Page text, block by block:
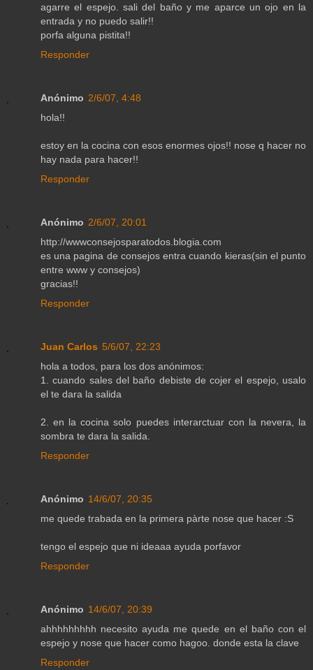
agarre el espejo. sali del baño y me aparce un ojo en la
entrada y no puedo salir!!
porfa alguna pistita!!
Responder
Anónimo 2/6/07, 4:48
hola!!
estoy en la cocina con esos enormes ojos!! nose q hacer no
hay nada para hacer!!
Responder
Anónimo 2/6/07, 20:01
http://wwwconsejosparatodos.blogia.com
es una pagina de consejos entra cuando kieras(sin el punto
entre www y consejos)
gracias!!
Responder
Juan Carlos 5/6/07, 22:23
hola a todos, para los dos anónimos:
1. cuando sales del baño debiste de cojer el espejo, usalo
el te dara la salida
2. en la cocina solo puedes interarctuar con la nevera, la
sombra te dara la salida.
Responder
Anónimo 14/6/07, 20:35
me quede trabada en la primera pàrte nose que hacer :S
tengo el espejo que ni ideaaa ayuda porfavor
Responder
Anónimo 14/6/07, 20:39
ahhhhhhhhh necesito ayuda me quede en el baño con el
espejo y nose que hacer como hagoo. donde esta la clave
Responder